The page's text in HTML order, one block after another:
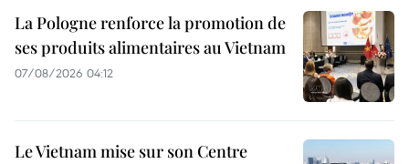
La Pologne renforce la promotion de
ses produits alimentaires au Vietnam
07/08/2026 04:12
Le Vietnam mise sur son Centre